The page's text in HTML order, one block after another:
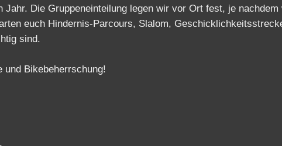
und Bikebeherrschung!